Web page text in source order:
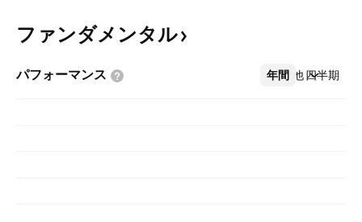
ファンダメンタル
パフォーマンス 年間 四半期
その他